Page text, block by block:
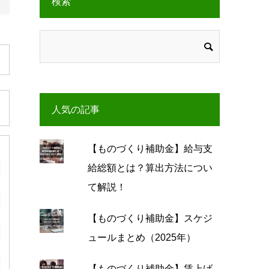
人気の記事
【ものづくり補助金】給与支
給総額とは？算出方法につい
て解説！
【ものづくり補助金】スケジ
ュールまとめ（2025年）